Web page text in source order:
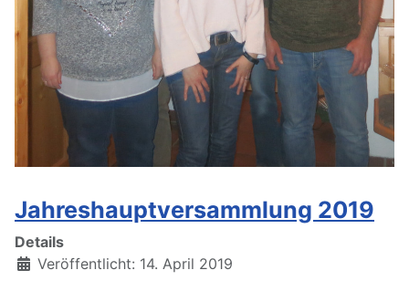
Jahreshauptversammlung 2019
Details
Veröffentlicht: 14. April 2019